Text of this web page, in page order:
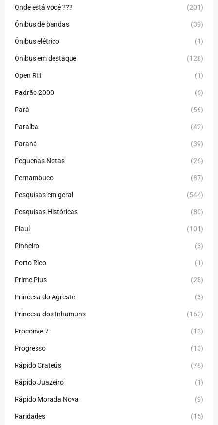
Onde está você ??? (201)
Ônibus de bandas (39)
Ônibus elétrico (1)
Ônibus em destaque (128)
Open RH (1)
Padrão 2000 (6)
Pará (56)
Paraíba (42)
Paraná (39)
Pequenas Notas (26)
Pernambuco (87)
Pesquisas em geral (544)
Pesquisas Históricas (80)
Piauí (101)
Pinheiro (3)
Porto Rico (1)
Prime Plus (28)
Princesa do Agreste (3)
Princesa dos Inhamuns (162)
Proconve 7 (13)
Progresso (13)
Rápido Crateús (78)
Rápido Juazeiro (1)
Rápido Morada Nova (9)
Raridades (15)